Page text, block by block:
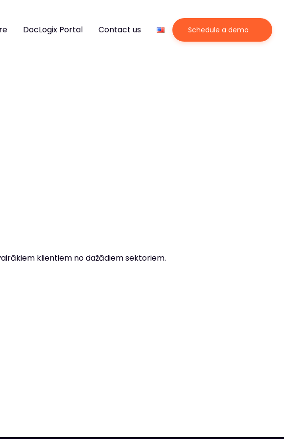
DocLogix Portal Contact us Schedule a demo
klientiem no dažādiem sektoriem.